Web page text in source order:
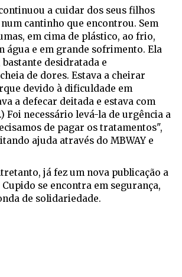
a cuidar dos seus filhos
cantinho que encontrou. Sem
em cima de plástico, ao frio,
água e em grande sofrimento. Ela
bastante desidratada e
de dores. Estava a cheirar
devido à dificuldade em
a defecar deitada e estava com
Foi necessário levá-la de urgência a
de pagar os tratamentos",
ajuda através do MBWAY e
já fez um nova publicação a
se encontra em segurança,
de solidariedade.